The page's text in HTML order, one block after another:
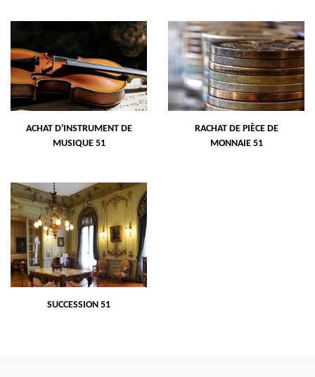
ACHAT D'INSTRUMENT DE
MUSIQUE 51
RACHAT DE PIÈCE DE
MONNAIE 51
SUCCESSION 51